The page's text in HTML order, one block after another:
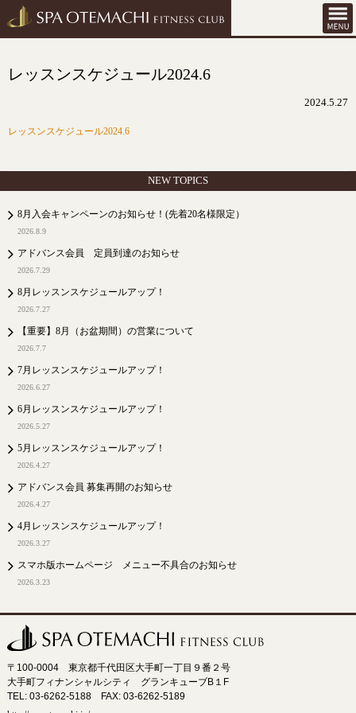
レッスンスケジュール2024.6
2024.5.27
レッスンスケジュール2024.6
NEW TOPICS
8月入会キャンペーンのお知らせ！(先着20名様限定）
2026.8.9
アドバンス会員 定員到達のお知らせ
2026.7.29
8月レッスンスケジュールアップ！
2026.7.27
【重要】8月（お盆期間）の営業について
2026.7.7
7月レッスンスケジュールアップ！
2026.6.27
6月レッスンスケジュールアップ！
2026.5.27
5月レッスンスケジュールアップ！
2026.4.27
アドバンス会員 募集再開のお知らせ
2026.4.27
4月レッスンスケジュールアップ！
2026.3.27
スマホ版ホームページ メニュー不具合のお知らせ
2026.3.23
〒100-0004 東京都千代田区大手町一丁目９番２号
大手町フィナンシャルシティ グランキューブB１F
TEL: 03-6262-5188 FAX: 03-6262-5189